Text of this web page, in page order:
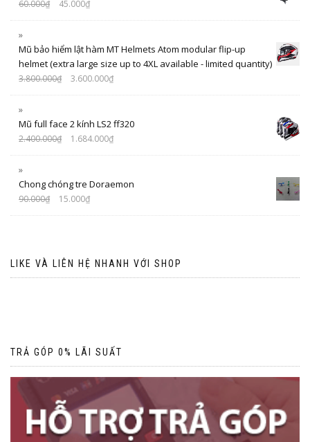
60.000₫ 45.000₫
Mũ bảo hiểm lật hàm MT Helmets Atom modular flip-up
helmet (extra large size up to 4XL available - limited quantity)
3.800.000₫ 3.600.000₫
Mũ full face 2 kính LS2 ff320
2.400.000₫ 1.684.000₫
Chong chóng tre Doraemon
90.000₫ 15.000₫
LIKE VÀ LIÊN HỆ NHANH VỚI SHOP
TRẢ GÓP 0% LÃI SUẤT